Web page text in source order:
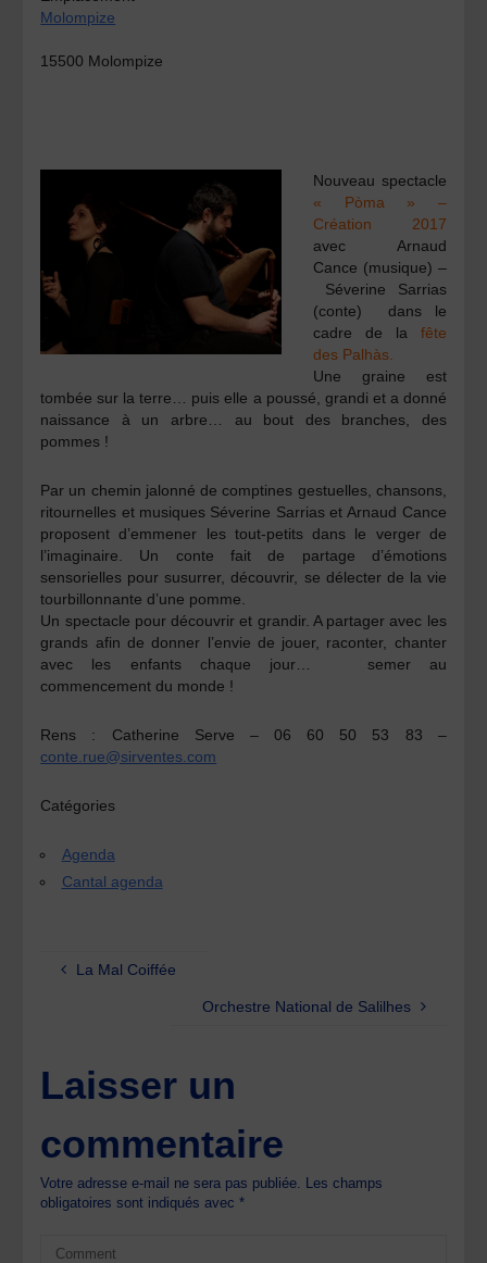
Molompize
15500 Molompize
Nouveau spectacle
« Pòma » –
Création 2017
avec Arnaud
Cance (musique) –
Séverine Sarrias
(conte) dans le
cadre de la fête
des Palhàs.
Une graine est
tombée sur la terre… puis elle a poussé, grandi et a donné
naissance à un arbre… au bout des branches, des
pommes !
Par un chemin jalonné de comptines gestuelles, chansons,
ritournelles et musiques Séverine SarriasetArnaud Cance
proposent d’emmener les tout-petits dans le verger de
l’imaginaire. Un conte fait de partage d’émotions
sensorielles pour susurrer, découvrir, se délecter de la vie
tourbillonnante d’une pomme.
Un spectacle pour découvrir et grandir. A partager avec les
grands afin de donner l’envie de jouer, raconter, chanter
avec les enfants chaque jour… semer au
commencement du monde !
Rens : Catherine Serve – 06 60 50 53 83 –
conte.rue@sirventes.com
Catégories
Agenda
Cantal agenda
La Mal Coiffée
Orchestre National de Salilhes
Laisser un
commentaire
Votre adresse e-mail ne sera pas publiée. Les champs
obligatoires sont indiqués avec*